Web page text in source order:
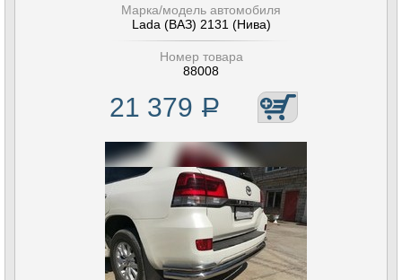
Марка/модель автомобиля
Lada (ВАЗ) 2131 (Нива)
Номер товара
88008
21 379 Р